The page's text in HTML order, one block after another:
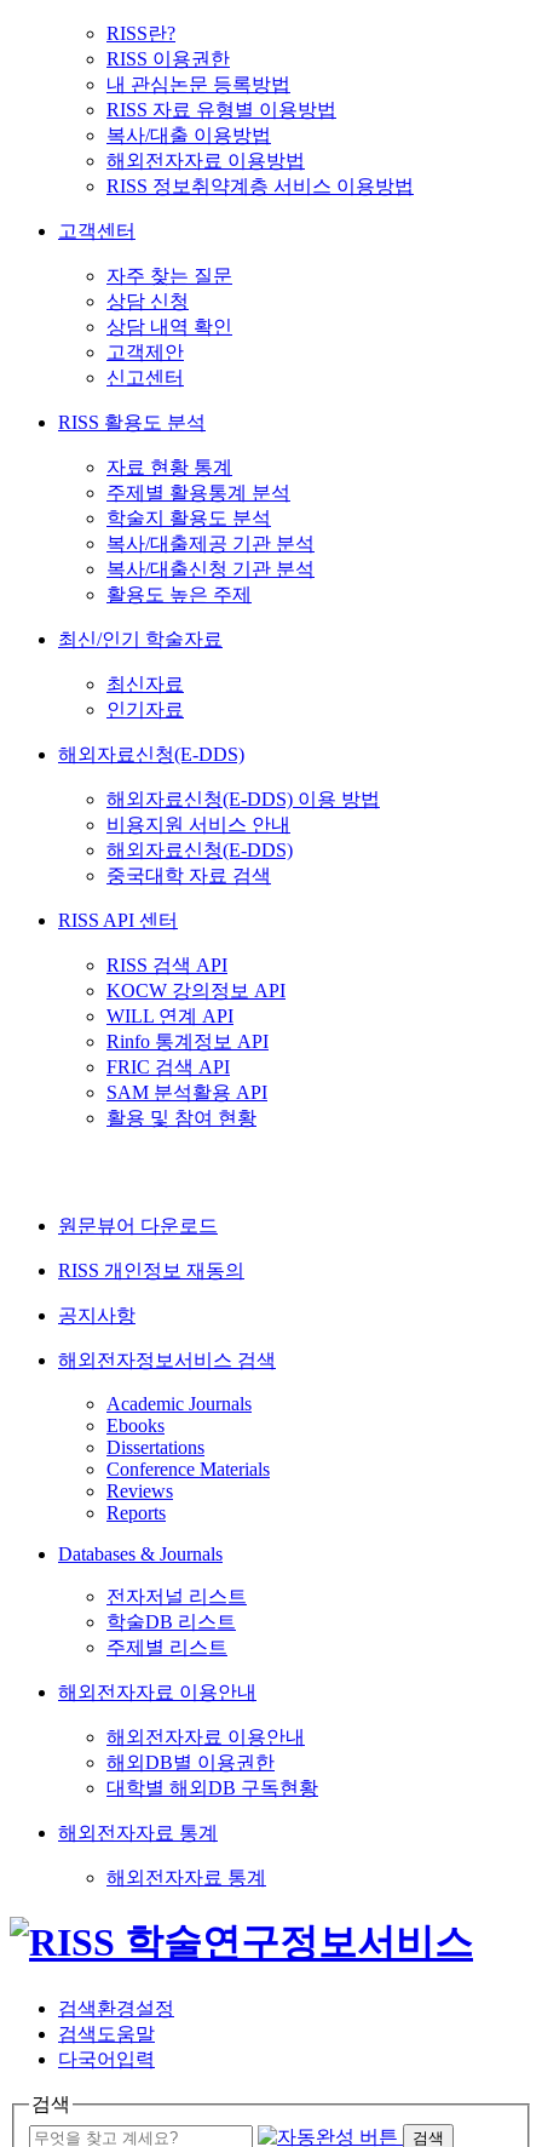
RISS란?
RISS 이용권한
내 관심논문 등록방법
RISS 자료 유형별 이용방법
복사/대출 이용방법
해외전자자료 이용방법
RISS 정보취약계층 서비스 이용방법
고객센터
자주 찾는 질문
상담 신청
상담 내역 확인
고객제안
신고센터
RISS 활용도 분석
자료 현황 통계
주제별 활용통계 분석
학술지 활용도 분석
복사/대출제공 기관 분석
복사/대출신청 기관 분석
활용도 높은 주제
최신/인기 학술자료
최신자료
인기자료
해외자료신청(E-DDS)
해외자료신청(E-DDS) 이용 방법
비용지원 서비스 안내
해외자료신청(E-DDS)
중국대학 자료 검색
RISS API 센터
RISS 검색 API
KOCW 강의정보 API
WILL 연계 API
Rinfo 통계정보 API
FRIC 검색 API
SAM 분석활용 API
활용 및 참여 현황
원문뷰어 다운로드
RISS 개인정보 재동의
공지사항
해외전자정보서비스 검색
Academic Journals
Ebooks
Dissertations
Conference Materials
Reviews
Reports
Databases & Journals
전자저널 리스트
학술DB 리스트
주제별 리스트
해외전자자료 이용안내
해외전자자료 이용안내
해외DB별 이용권한
대학별 해외DB 구독현황
해외전자자료 통계
해외전자자료 통계
검색환경설정
검색도움말
다국어입력
검색
검색